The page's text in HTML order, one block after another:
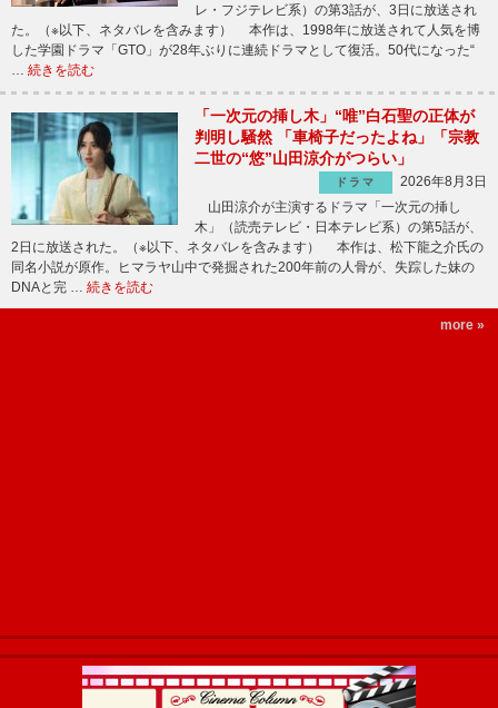
レ・フジテレビ系）の第3話が、3日に放送され
た。（※以下、ネタバレを含みます） 本作は、1998年に放送されて人気を博
した学園ドラマ「GTO」が28年ぶりに連続ドラマとして復活。50代になった“
続きを読む
「一次元の挿し木」“唯”白石聖の正体が
判明し騒然 「車椅子だったよね」「宗教
二世の“悠”山田涼介がつらい」
ドラマ
2026年8月3日
山田涼介が主演するドラマ「一次元の挿し
木」（読売テレビ・日本テレビ系）の第5話が、
2日に放送された。（※以下、ネタバレを含みます） 本作は、松下龍之介氏の
同名小説が原作。ヒマラヤ山中で発掘された200年前の人骨が、失踪した妹の
DNAと完 … 続きを読む
more »